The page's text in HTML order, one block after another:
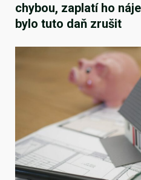
chybou, zaplatí ho
bylo tuto daň zrušit